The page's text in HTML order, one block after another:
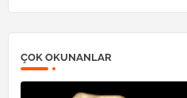
ÇOK OKUNANLAR